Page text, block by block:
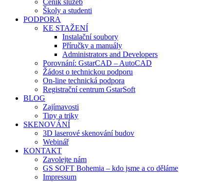
Ceník služeb
Školy a studenti
PODPORA
KE STAŽENÍ
Instalační soubory
Příručky a manuály
Administrators and Developers
Porovnání: GstarCAD – AutoCAD
Žádost o technickou podporu
On-line technická podpora
Registrační centrum GstarSoft
BLOG
Zajímavosti
Tipy a triky
SKENOVÁNÍ
3D laserové skenování budov
Webinář
KONTAKT
Zavolejte nám
GS SOFT Bohemia – kdo jsme a co děláme
Impressum